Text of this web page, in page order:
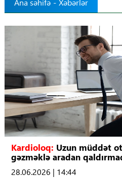
Ana səhifə - Xəbərlər
Kardioloq: Uzun müddət
gəzməklə aradan
28.06.2026 | 14:44
Elanlar
Gündəm
Tibbi maarifləndirmə
Mühüm hadisələr
COVID-19